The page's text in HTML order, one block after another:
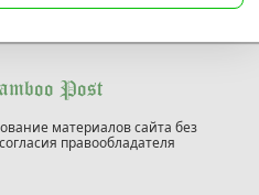
Post
материалов сайта без
правообладателя